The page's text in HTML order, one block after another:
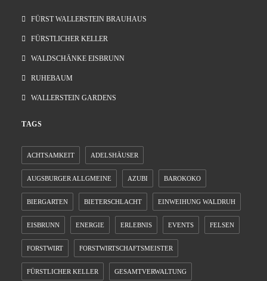
FÜRST WALLERSTEIN BRAUHAUS
FÜRSTLICHER KELLER
WALDSCHÄNKE EISBRUNN
RUHEBAUM
WALLERSTEIN GARDENS
TAGS
ACHTSAMKEIT ADELSHÄUSER
AUGSBURGER ALLGMEINE AZUBI BAROKOKO
BIERGARTEN BIETERSCHLACHT EINWEIHUNG WALDRUH
EISBRUNN ENERGIE ERLEBNIS EVENTS FELSEN
FORSTWIRT FORSTWIRTSCHAFTSMEISTER
FÜRSTLICHER KELLER GESAMTVERWALTUNG